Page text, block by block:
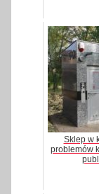
Sklep w
problemów